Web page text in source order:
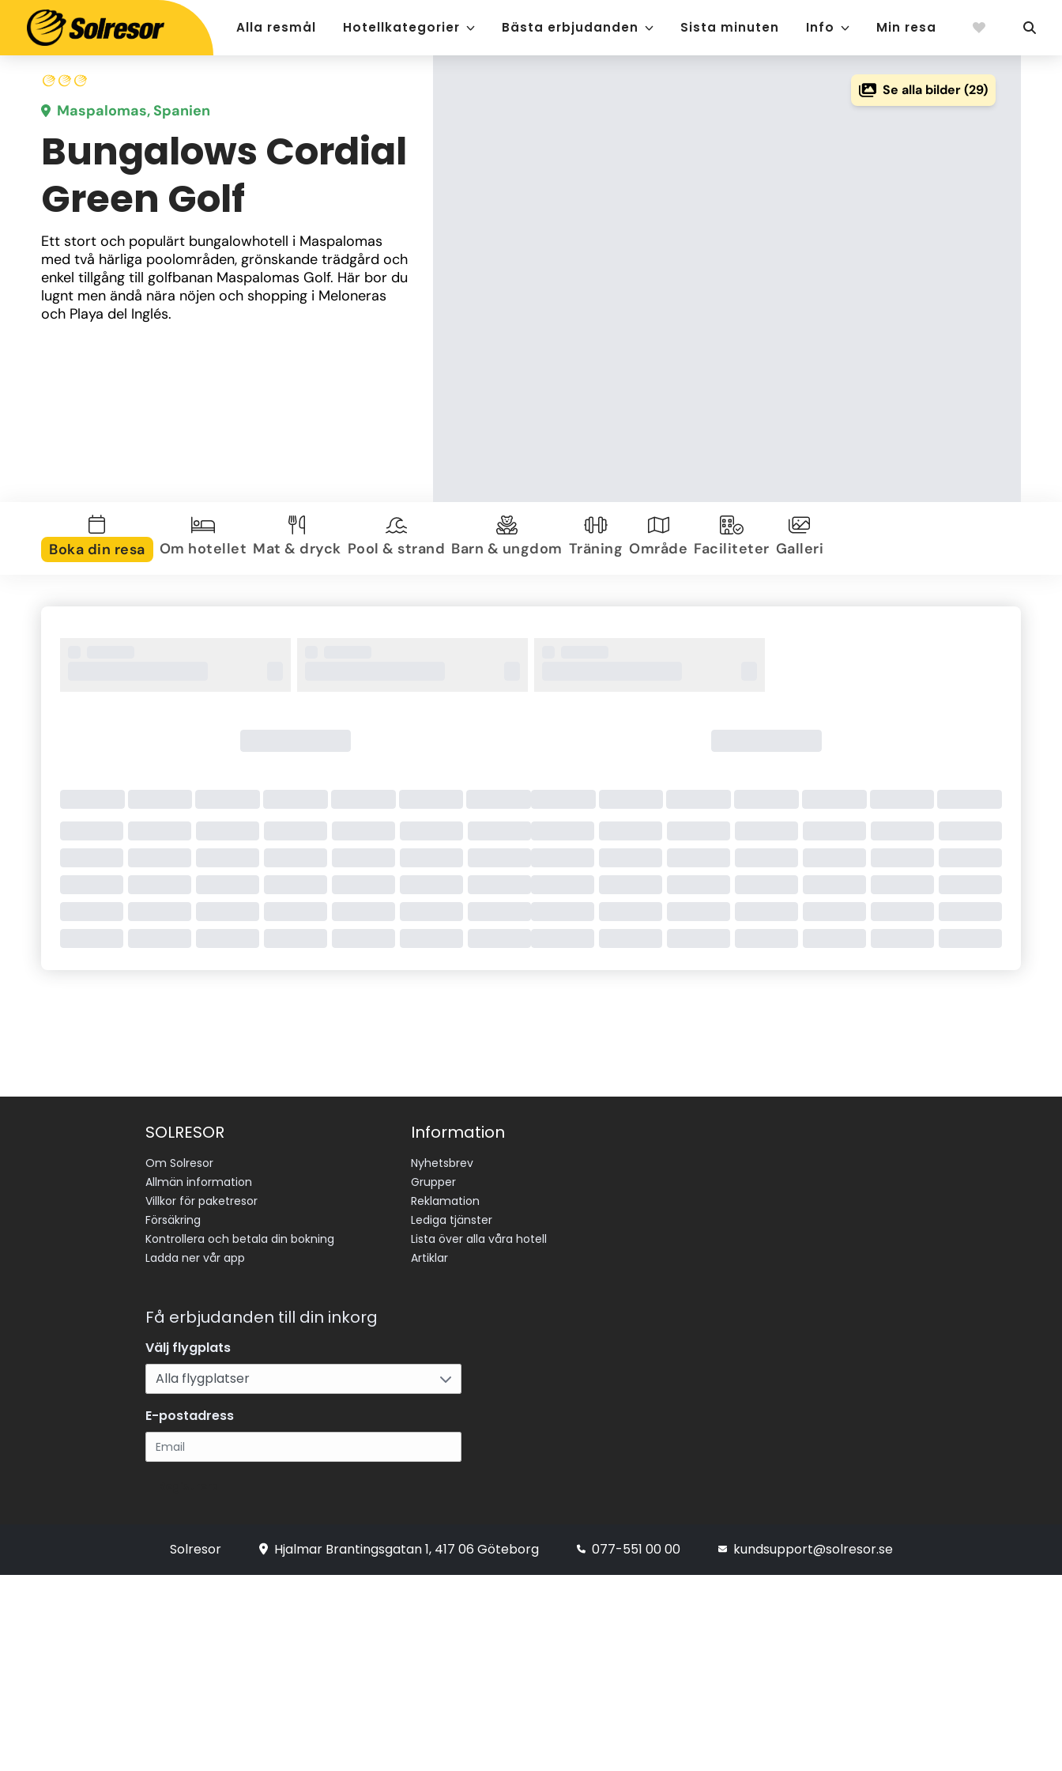
Alla resmål Hotellkategorier Bästa erbjudanden Sista minuten Info Min resa
Maspalomas, Spanien
Bungalows Cordial
Green Golf
Ett stort och populärt bungalowhotell i Maspalomas
med två härliga poolområden, grönskande trädgård och
enkel tillgång till golfbanan Maspalomas Golf. Här bor du
lugnt men ändå nära nöjen och shopping i Meloneras
och Playa del Inglés.
Se alla bilder (29)
Boka din resa Om hotellet Mat & dryck Pool & strand Barn & ungdom Träning Område Faciliteter Galleri
SOLRESOR
Om Solresor
Allmän information
Villkor för paketresor
Försäkring
Kontrollera och betala din bokning
Ladda ner vår app
Information
Nyhetsbrev
Grupper
Reklamation
Lediga tjänster
Lista över alla våra hotell
Artiklar
Få erbjudanden till din inkorg
Välj flygplats
E-postadress
Solresor Hjalmar Brantingsgatan 1, 417 06 Göteborg 077-551 00 00 kundsupport@solresor.se